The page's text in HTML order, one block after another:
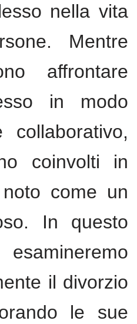
nella vita
Mentre
affrontare
in modo
collaborativo,
coinvolti in
come un
In questo
il divorzio
le sue